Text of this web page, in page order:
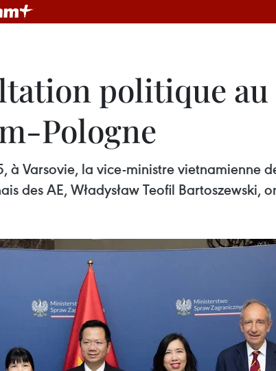
politique
Pologne
à Varsovie, la vice-ministre vietnamienne
des AE, Władysław Teofil